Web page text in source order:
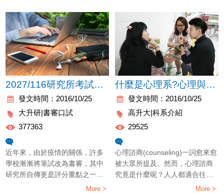
身的學歷以外，建議多增加語
文、證照等專業技能，提升自己
的職場競爭力
2027/116研究所考試&推甄準備-3大訣竅寫出完美自傳
發文時間：2016/10/25
大升研|書審口試
377363
近年來，由於疫情的關係，許多
學校漸漸將筆試改為書審，其中
研究所自傳更是評分重點之一！
你知道為什麼研究所推甄的書審
More >
什麼是心理系?心理與諮商有何不同?
發文時間：2016/10/25
高升大|科系介紹
29525
心理諮商(counseling)一詞愈來愈
被大眾所提及。然而，心理諮商
究竟是什麼呢？人人都適合往心
理諮商發展嗎？而讀完心理相關
More >